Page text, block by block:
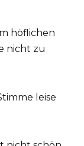
höflichen
nicht zu
leise